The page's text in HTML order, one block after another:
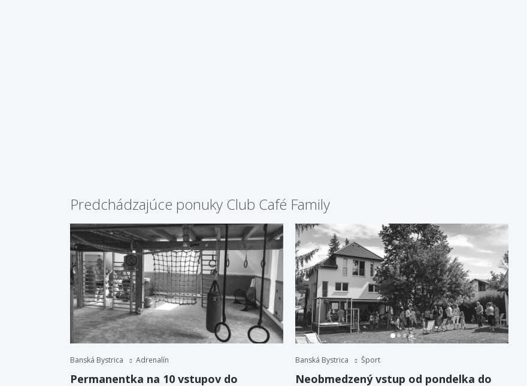
Predchádzajúce ponuky Club Café Family
Banská Bystrica Adrenalín
Permanentka na 10 vstupov do
Banská Bystrica Šport
Neobmedzený vstup od pondelka do